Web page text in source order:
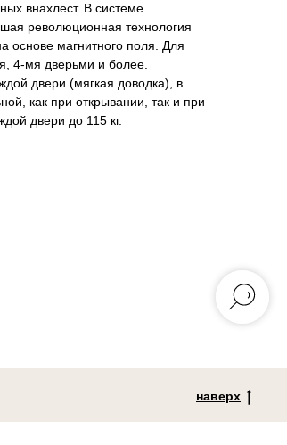
внахлест. В системе
революционная технология
основе магнитного поля. Для
4-мя дверьми и более.
двери (мягкая доводка), в
как при открывании, так и при
двери до 115 кг.
наверх